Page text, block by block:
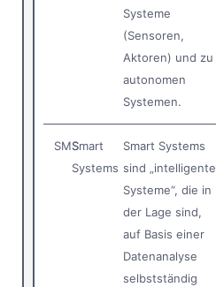
Systeme
(Sensoren,
Aktoren) und zu
autonomen
Systemen.
SMSSmart
Systems
Smart Systems
sind „intelligente
Systeme“, die in
der Lage sind,
auf Basis einer
Datenanalyse
selbstständig